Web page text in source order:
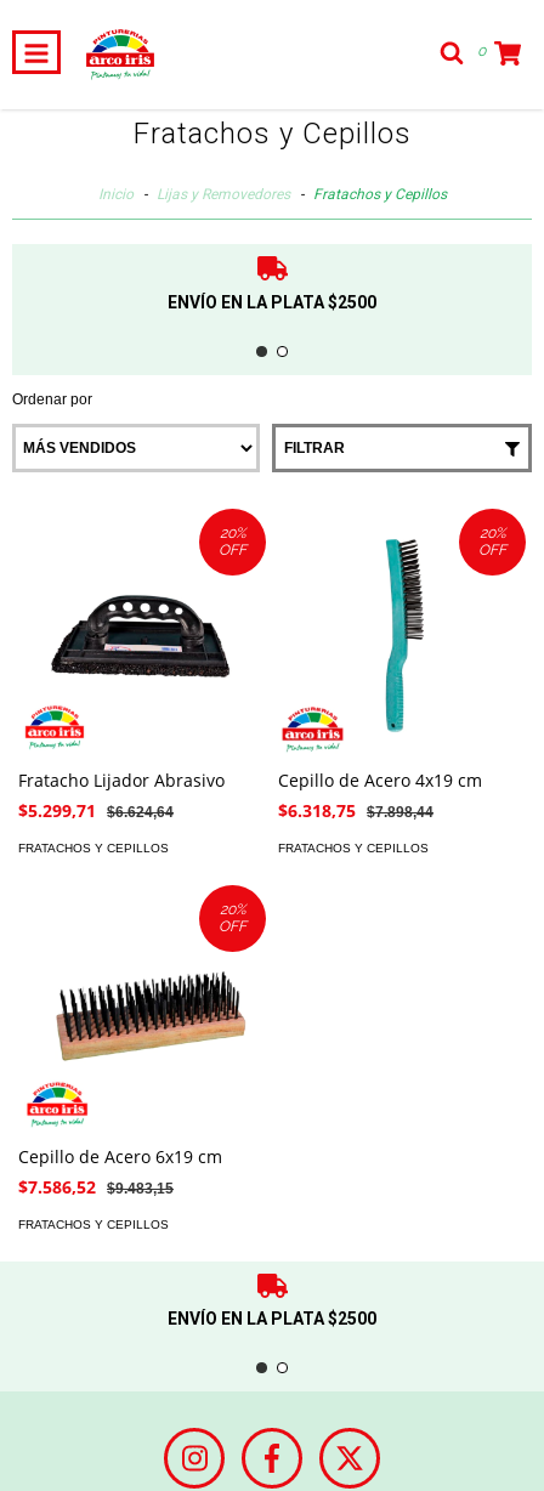
0
Fratachos y Cepillos
Inicio - Lijas y Removedores - Fratachos y Cepillos
ENVÍO EN LA PLATA $2500
Ordenar por
FILTRAR
20%
OFF
Fratacho Lijador Abrasivo
$5.299,71
$6.624,64
FRATACHOS Y CEPILLOS
20%
OFF
Cepillo de Acero 4x19 cm
$6.318,75
$7.898,44
FRATACHOS Y CEPILLOS
20%
OFF
Cepillo de Acero 6x19 cm
$7.586,52
$9.483,15
FRATACHOS Y CEPILLOS
ENVÍO EN LA PLATA $2500